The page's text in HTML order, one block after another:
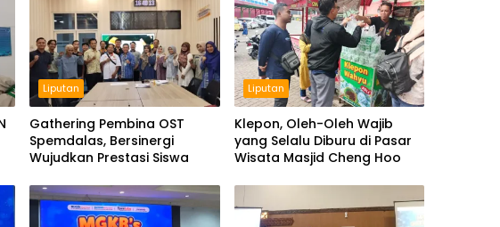
Liputan
Gathering Pembina OST
Spemdalas, Bersinergi
Wujudkan Prestasi Siswa
Liputan
Klepon, Oleh-Oleh Wajib
yang Selalu Diburu di Pasar
Wisata Masjid Cheng Hoo